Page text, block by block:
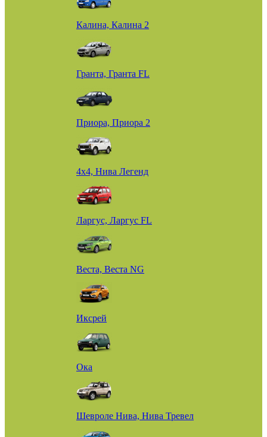
Калина, Калина 2
Гранта, Гранта FL
Приора, Приора 2
4х4, Нива Легенд
Ларгус, Ларгус FL
Веста, Веста NG
Иксрей
Ока
Шевроле Нива, Нива Тревел